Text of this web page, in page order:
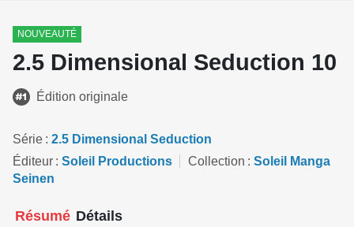
NOUVEAUTÉ
2.5 Dimensional Seduction 10
Édition originale
Série
2.5 Dimensional Seduction
Éditeur
Soleil Productions Collection
Soleil Manga
Seinen
Résumé Détails